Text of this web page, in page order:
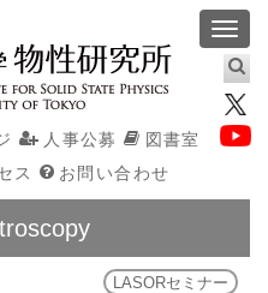
人事公募
図書室
ス お問い合わせ
LASORセミナー